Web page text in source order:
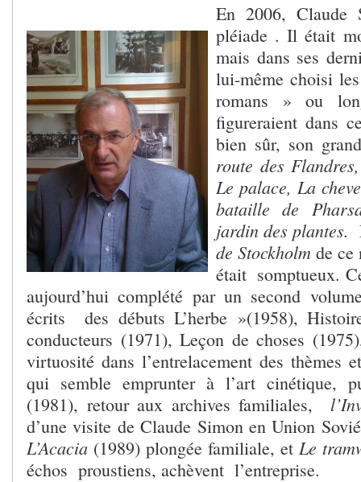
En 2006,
pléiade . Il était
mais dans ses
lui-même choisi
romans » ou
figureraient dans
bien sûr, son
route des
Le palace, La
bataille de
jardin des plantes.
de Stockholm de ce
était somptueux.
aujourd’hui complété par un second
écrits des débuts L’herbe »(1958),
conducteurs (1971), Leçon de choses
virtuosité dans l’entrelacement des thèmes
qui semble emprunter à l’art cinétique,
(1981), retour aux archives familiales,
d’une visite de Claude Simon en Union
L’Acacia (1989) plongée familiale, et Le
échos proustiens, achèvent l’entreprise.